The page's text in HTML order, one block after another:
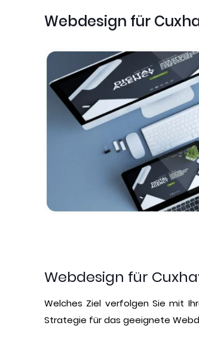
Webdesign für
Webdesign für
Welches Ziel verfolgen Sie mit
Strategie für das geeignete